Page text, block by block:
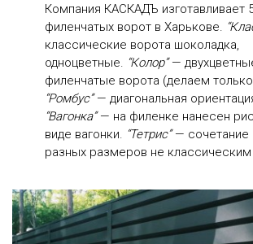
Компания КАСКАДЪ изготавливает
филенчатых ворот в Харькове.
классические ворота шоколадка,
одноцветные. “Колор”—
филенчатые ворота (делаем
“Ромбус”— диагональная
“Вагонка”— на филенке нанесен
виде вагонки. “Тетрис”— сочетание
разных размеров не